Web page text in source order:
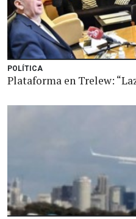
POLÍTICA
Plataforma en Trelew: